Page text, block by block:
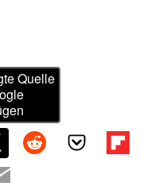
Quelle